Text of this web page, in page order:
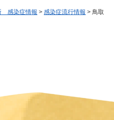
感染症情報 > 感染症流行情報 > 鳥取